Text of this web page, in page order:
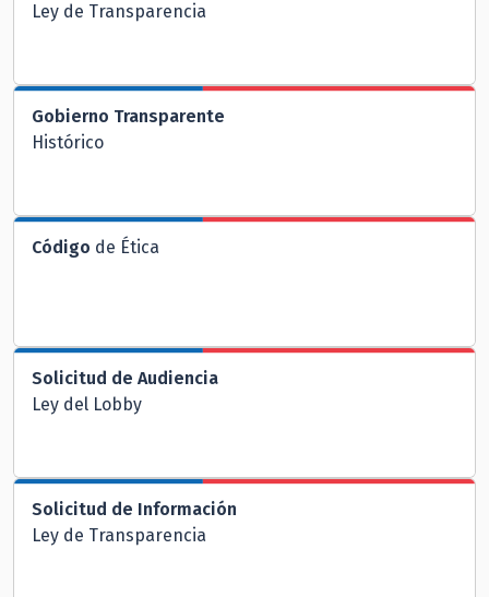
Ley de Transparencia
Gobierno Transparente
Histórico
Código de Ética
Solicitud de Audiencia
Ley del Lobby
Solicitud de Información
Ley de Transparencia